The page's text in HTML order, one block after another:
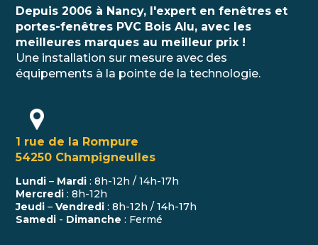
Depuis 2006 à Nancy, l'expert en fenêtres et
portes-fenêtres PVC Bois Alu, avec les
meilleures marques au meilleur prix !
Une installation sur mesure avec des
équipements à la pointe de la technologie.
1 rue de la Rompure
54250 Champigneulles
Lundi – Mardi : 8h-12h / 14h-17h
Mercredi : 8h-12h
Jeudi –Vendredi : 8h-12h / 14h-17h
Samedi - Dimanche : Fermé